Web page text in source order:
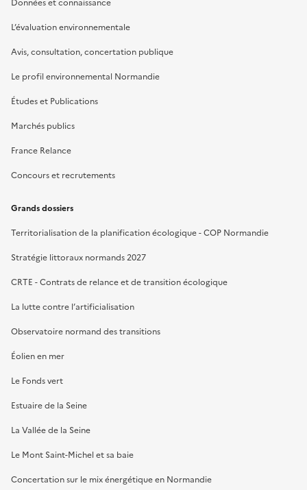
L’évaluation environnementale
Avis, consultation, concertation publique
Le profil environnemental Normandie
Études et Publications
Marchés publics
France Relance
Concours et recrutements
Grands dossiers
Territorialisation de la planification écologique - COP Normandie
Stratégie littoraux normands 2027
CRTE - Contrats de relance et de transition écologique
La lutte contre l’artificialisation
Observatoire normand des transitions
Éolien en mer
Le Fonds vert
Estuaire de la Seine
La Vallée de la Seine
Le Mont Saint-Michel et sa baie
Concertation sur le mix énergétique en Normandie